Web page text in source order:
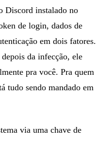
Discord instalado no
de login, dados de
em dois fatores.
da infecção, ele
pra você. Pra quem
tudo sendo mandado em
via uma chave de